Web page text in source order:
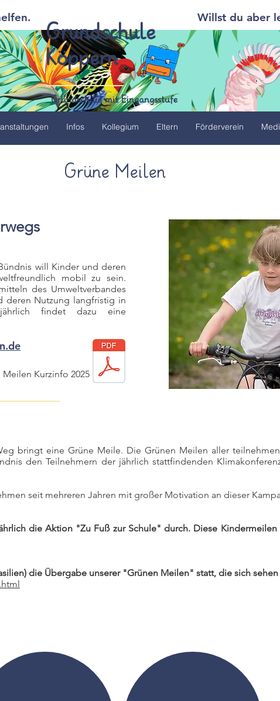
Willst du aber
Grüne Meilen
will Kinder und deren
mobil zu sein.
des Umweltverbandes
deren Nutzung langfristig in
findet dazu eine
Meilen Kurzinfo 2025
bringt eine Grüne Meile. Die Grünen Meilen aller
den Teilnehmern der jährlich stattfindenden
seit mehreren Jahren mit großer Motivation an dieser
die Aktion "Zu Fuß zur Schule" durch. Diese
die Übergabe unserer "Grünen Meilen" statt, die sich
Infos Kollegium Eltern Förderverein
Grundschule
Köppern
Grundschule mit Eingangsstufe